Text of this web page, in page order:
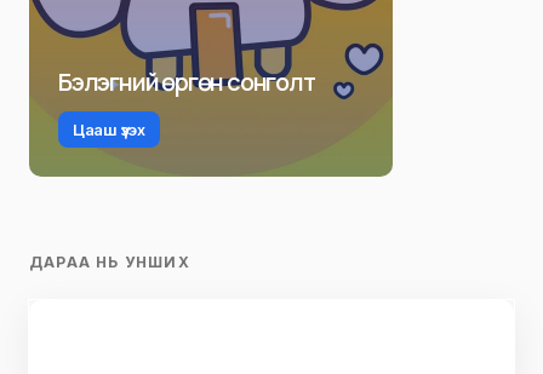
Бэлэгний өргөн сонголт
Цааш үзэх
ДАРАА НЬ УНШИХ